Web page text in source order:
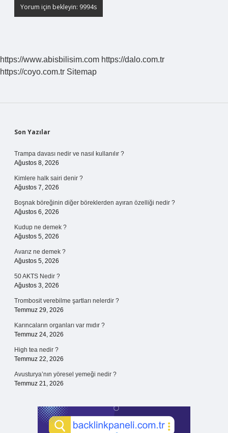
https://www.abisbilisim.com https://dalo.com.tr
https://coyo.com.tr Sitemap
Sidebar
Son Yazılar
Trampa davası nedir ve nasıl kullanılır ?
Ağustos 8, 2026
Kimlere halk sairi denir ?
Ağustos 7, 2026
Boşnak böreğinin diğer böreklerden ayıran özelliği nedir ?
Ağustos 6, 2026
Kudup ne demek ?
Ağustos 5, 2026
Avarız ne demek ?
Ağustos 5, 2026
50 AKTS Nedir ?
Ağustos 3, 2026
Trombosit verebilme şartları nelerdir ?
Temmuz 29, 2026
Karıncaların organları var mıdır ?
Temmuz 24, 2026
High tea nedir ?
Temmuz 22, 2026
Avusturya’nın yöresel yemeği nedir ?
Temmuz 21, 2026